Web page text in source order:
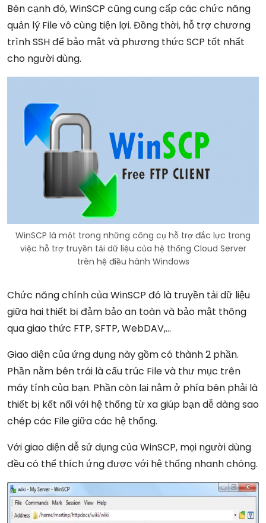
Bên cạnh đó, WinSCP cũng cung cấp các chức năng
quản lý File vô cùng tiện lợi. Đồng thời, hỗ trợ chương
trình SSH để bảo mật và phương thức SCP tốt nhất
cho người dùng.
WinSCP là một trong những công cụ hỗ trợ đắc lực trong
việc hỗ trợ truyền tải dữ liệu của hệ thống Cloud Server
trên hệ điều hành Windows
Chức năng chính của WinSCP đó là truyền tải dữ liệu
giữa hai thiết bị đảm bảo an toàn và bảo mật thông
qua giao thức FTP, SFTP, WebDAV,…
Giao diện của ứng dụng này gồm có thành 2 phần.
Phần nằm bên trái là cấu trúc File và thư mục trên
máy tính của bạn. Phần còn lại nằm ở phía bên phải là
thiết bị kết nối với hệ thống từ xa giúp bạn dễ dàng sao
chép các File giữa các hệ thống.
Với giao diện dễ sử dụng của WinSCP, mọi người dùng
đều có thể thích ứng được với hệ thống nhanh chóng.